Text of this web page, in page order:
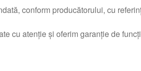
conform producătorului, cu
cu atenție și oferim garanție de